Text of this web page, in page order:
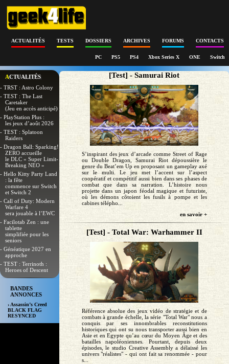
ACTUALITÉS TESTS DOSSIERS ARCHIVES FORUMS CONTACTS
PC PS5 PS4 Xbox Series X ONE Switch
ACTUALITÉS
- TRST : Astro Colony
- TEST : The Last
Caretaker
(Jeu en accès anticipé)
- PlayStation Plus :
les jeux d’août 2026
- TEST : Splatoon
Raiders
- Dragon Ball: Sparking!
ZERO accueille
le DLC « Super Limit-
Breaking NEO »
- Hello Kitty Party Land
: la fête
commence sur Switch
et Switch 2
- Call of Duty: Modern
Warfare 4
sera jouable à l’EWC
- Facilotab Zen : une
tablette
simplifiée pour les
seniors
- Généatique 2027 en
approche
- TEST : Terrinoth :
Heroes of Descent
BANDES
ANNONCES
› Assassin’s Creed
BLACK FLAG
RESYNCED
[Test] - Samurai Riot
S’inspirant des jeux d’arcade comme Street of Rage
ou Double Dragon, Samurai Riot dépoussière le
genre du Beat’em Up en proposant un gameplay axé
sur le multi. Le jeu met l’accent sur l’aspect
coopératif et compétitif aussi bien dans ses phases de
combat que dans sa narration. L’histoire nous
projette dans un japon féodal magique et futuriste,
où les démons côtoient les fusils à pompe et les
cabines télépho...
en savoir +
[Test] - Total War: Warhammer II
Référence absolue des jeux vidéo de stratégie et de
combats à grande échelle, la série "Total War" nous a
conquis par ses innombrables reconstitutions
historiques qui ont su nous transporter aussi bien en
Asie et en Egypte qu’au cœur du Moyen Âge et des
batailles napoléoniennes. Pourtant, depuis deux
épisodes, le studio Creative Assembly a délaissé les
univers "réalistes" - qui ont fait sa renommée - pour
s...